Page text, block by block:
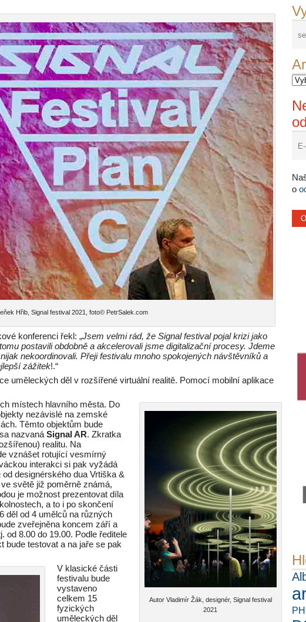
o
Hřib, Signal festival 2021, foto© PetrSalek.com
konferenci řekl: „Jsem velmi rád, že Signal festival pojal krizi jako
postavili obdobně a akcelerovali jsme digitalizační procesy. Jdeme
nekoordinovali. Přeji festivalu mnoho spokojených návštěvníků a
zážitek!.“
uměleckých děl v rozšířené virtuální realitě. Pomocí mobilní aplikace
Autor Vladimír Žák, designér, Signal festival
2021
místech hlavního města. Do
nezávislé na zemské
Těmto objektům bude
nazvanáSignal AR. Zkratka
realitu. Na
vznášet rotující vesmírný
interakci si pak vyžádá
od designérského dua Vrtiška &
světě již poměrně známá,
je možnost prezentovat díla
a to i po skončení
děl od 4 umělců na různých
zveřejněna koncem září a
od 8.00 do 19.00. Podle ředitele
bude testovat a na jaře se pak
V klasické části
festivalu bude
vystaveno
celkem 15
fyzických
uměleckých děl